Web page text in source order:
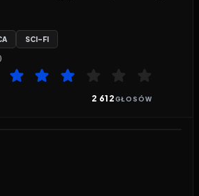
SCI-FI
2 612GŁOSÓW